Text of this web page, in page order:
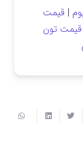
| قیمت
قیمت تون